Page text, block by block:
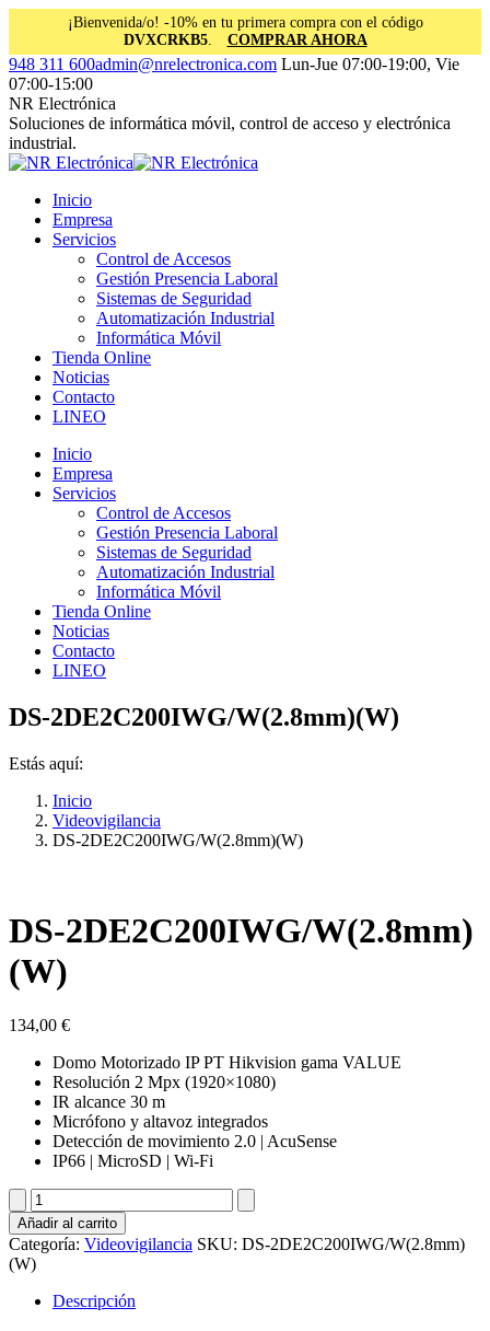
¡Bienvenida/o! -10% en tu primera compra con el código
DVXCRKB5. COMPRAR AHORA
Saltar
al
contenido
Facebook
page
opens
in
new
window
Instagram
page
opens
in
new
window
Linkedin
page
opens
in
new
window
948 311 600admin@nrelectronica.com Lun-Jue 07:00-19:00, Vie
07:00-15:00
NR Electrónica
Soluciones de informática móvil, control de acceso y electrónica
industrial.
Inicio
Empresa
Servicios
Control de Accesos
Gestión Presencia Laboral
Sistemas de Seguridad
Automatización Industrial
Informática Móvil
Tienda Online
Noticias
Contacto
LINEO
Inicio
Empresa
Servicios
Control de Accesos
Gestión Presencia Laboral
Sistemas de Seguridad
Automatización Industrial
Informática Móvil
Tienda Online
Noticias
Contacto
LINEO
DS-2DE2C200IWG/W(2.8mm)(W)
Estás aquí:
Inicio
Videovigilancia
DS-2DE2C200IWG/W(2.8mm)(W)
DS-2DE2C200IWG/W(2.8mm)
(W)
134,00 €
Domo Motorizado IP PT Hikvision gama VALUE
Resolución 2 Mpx (1920×1080)
IR alcance 30 m
Micrófono y altavoz integrados
Detección de movimiento 2.0 | AcuSense
IP66 | MicroSD | Wi-Fi
DS-
2DE2C200IWG/W(2.8mm)
(W)
cantidad
Añadir al carrito
Categoría: Videovigilancia SKU: DS-2DE2C200IWG/W(2.8mm)
(W)
Descripción